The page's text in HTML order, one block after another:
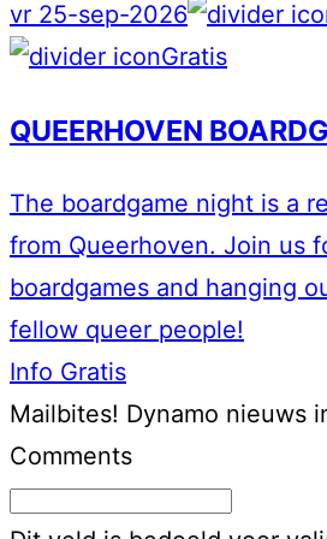
vr 25-sep-2026
Gratis
QUEERHOVEN
The boardgame night is a
from Queerhoven. Join us
boardgames and hanging
fellow queer people!
Info Gratis
Mailbites! Dynamo nieuws
Comments